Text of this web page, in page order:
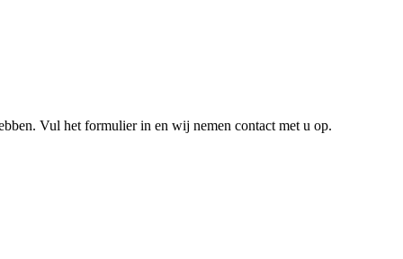
Vul het formulier in en wij nemen contact met u op.